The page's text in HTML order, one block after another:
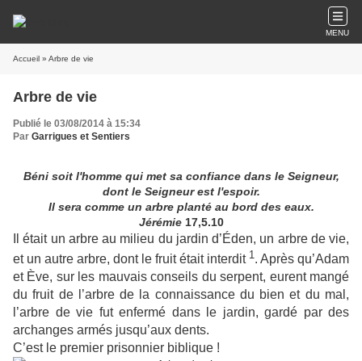
MENU
Accueil » Arbre de vie
Arbre de vie
Publié le 03/08/2014 à 15:34
Par Garrigues et Sentiers
Béni soit l'homme qui met sa confiance dans le Seigneur,
dont le Seigneur est l'espoir.
Il sera comme un arbre planté au bord des eaux.
Jérémie 17,5.10
Il était un arbre au milieu du jardin d’Éden, un arbre de vie,
et un autre arbre, dont le fruit était interdit1. Après qu’Adam
et Ève, sur les mauvais conseils du serpent, eurent mangé
du fruit de l’arbre de la connaissance du bien et du mal,
l’arbre de vie fut enfermé dans le jardin, gardé par des
archanges armés jusqu’aux dents.
C’est le premier prisonnier biblique !